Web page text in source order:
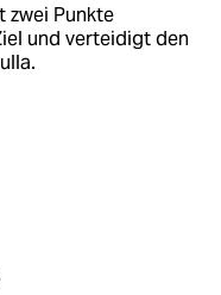
zwei Punkte
und verteidigt den